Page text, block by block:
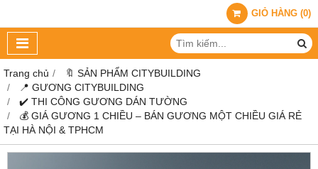
GIỎ HÀNG (0)
Trang chủ
🔖 SẢN PHẨM CITYBUILDING
📍 GƯƠNG CITYBUILDING
✔️ THI CÔNG GƯƠNG DÁN TƯỜNG
💰 GIÁ GƯƠNG 1 CHIỀU – BÁN GƯƠNG MỘT CHIỀU GIÁ RẺ
TẠI HÀ NỘI & TPHCM